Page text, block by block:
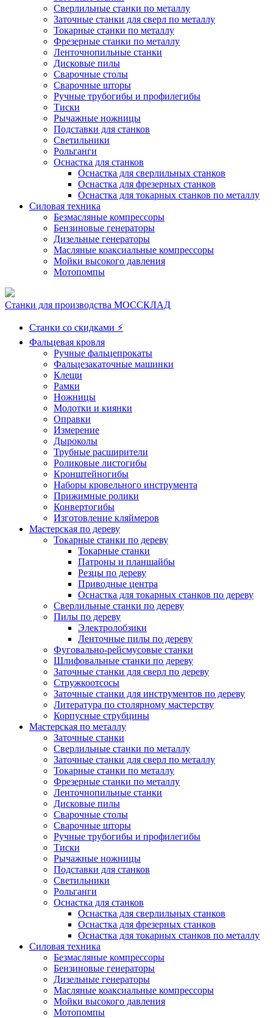
Сверлильные станки по металлу
Заточные станки для сверл по металлу
Токарные станки по металлу
Фрезерные станки по металлу
Ленточнопильные станки
Дисковые пилы
Сварочные столы
Сварочные шторы
Ручные трубогибы и профилегибы
Тиски
Рычажные ножницы
Подставки для станков
Светильники
Рольганги
Оснастка для станков
Оснастка для сверлильных станков
Оснастка для фрезерных станков
Оснастка для токарных станков по металлу
Силовая техника
Безмасляные компрессоры
Бензиновые генераторы
Дизельные генераторы
Масляные коаксиальные компрессоры
Мойки высокого давления
Мотопомпы
Станки для производства МОССКЛАД
Станки со скидками ⚡
Фальцевая кровля
Ручные фальцепрокаты
Фальцезакаточные машинки
Клещи
Рамки
Ножницы
Молотки и киянки
Оправки
Измерение
Дыроколы
Трубные расширители
Роликовые листогибы
Кронштейногибы
Наборы кровельного инструмента
Прижимные ролики
Конвертогибы
Изготовление кляймеров
Мастерская по дереву
Токарные станки по дереву
Токарные станки
Патроны и планшайбы
Резцы по дереву
Приводные центра
Оснастка для токарных станков по дереву
Сверлильные станки по дереву
Пилы по дереву
Электролобзики
Ленточные пилы по дереву
Фуговально-рейсмусовые станки
Шлифовальные станки по дереву
Заточные станки для сверл по дереву
Стружкоотсосы
Заточные станки для инструментов по дереву
Литература по столярному мастерству
Корпусные струбцины
Мастерская по металлу
Заточные станки
Сверлильные станки по металлу
Заточные станки для сверл по металлу
Токарные станки по металлу
Фрезерные станки по металлу
Ленточнопильные станки
Дисковые пилы
Сварочные столы
Сварочные шторы
Ручные трубогибы и профилегибы
Тиски
Рычажные ножницы
Подставки для станков
Светильники
Рольганги
Оснастка для станков
Оснастка для сверлильных станков
Оснастка для фрезерных станков
Оснастка для токарных станков по металлу
Силовая техника
Безмасляные компрессоры
Бензиновые генераторы
Дизельные генераторы
Масляные коаксиальные компрессоры
Мойки высокого давления
Мотопомпы